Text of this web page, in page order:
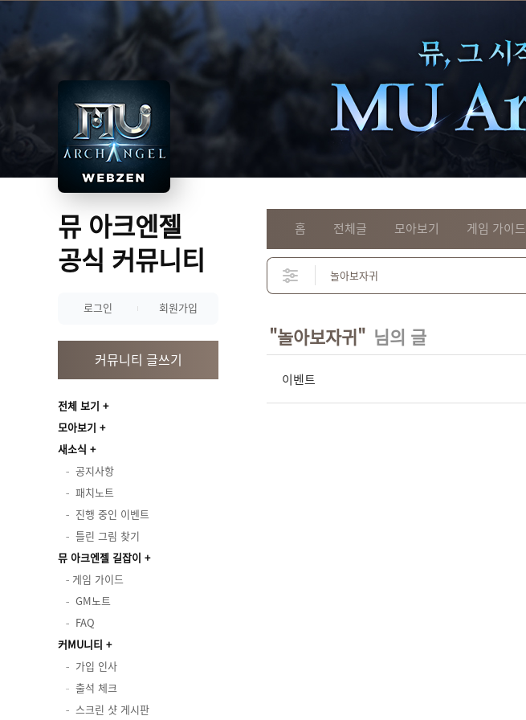
뮤 아크엔젤
공식 커뮤니티
로그인 회원가입
커뮤니티 글쓰기
전체 보기
모아보기
새소식
공지사항
패치노트
진행 중인 이벤트
틀린 그림 찾기
뮤 아크엔젤 길잡이
게임 가이드
GM노트
FAQ
커MU니티
가입 인사
출석 체크
스크린 샷 게시판
홈 전체글 모아보기 게임 가이드
"놀아보자귀" 님의 글
이벤트